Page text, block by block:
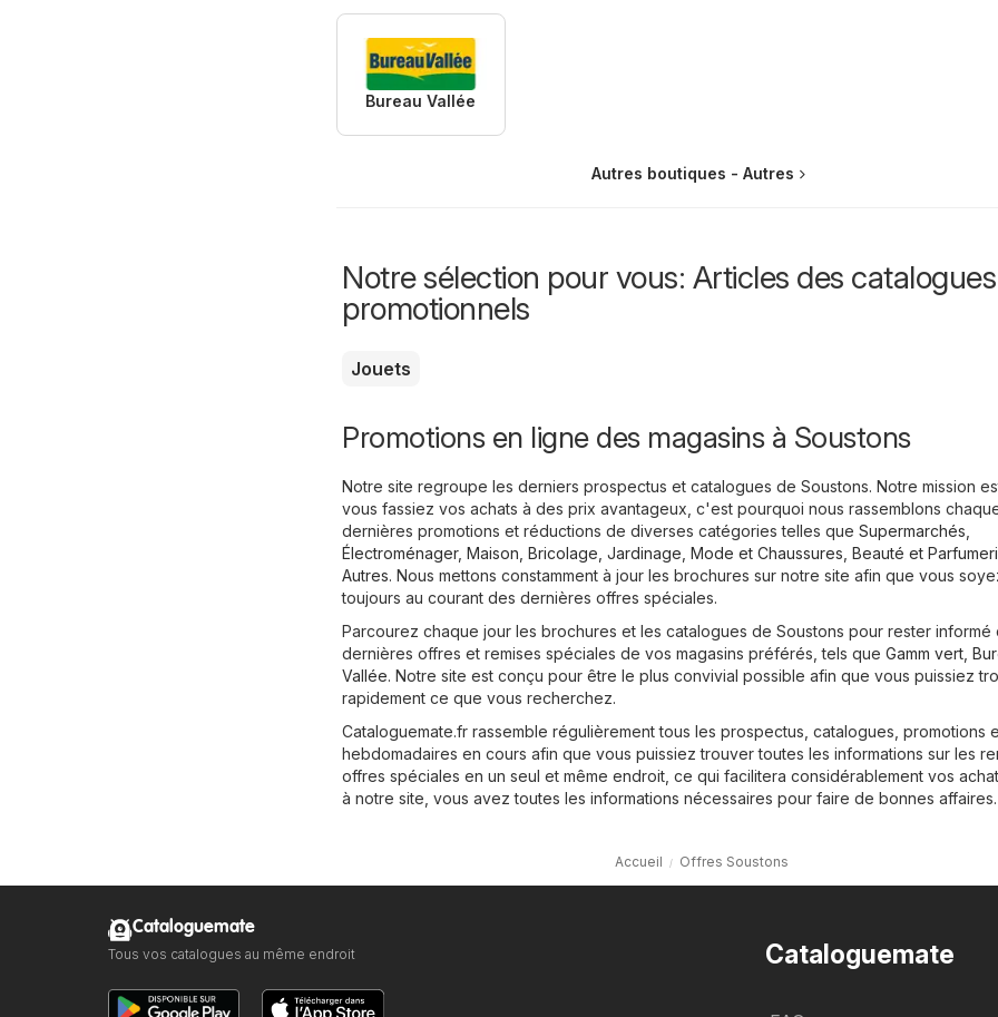
Bureau Vallée
Autres boutiques - Autres
Notre sélection pour vous: Articles des catalogues
promotionnels
Jouets
Promotions en ligne des magasins à Soustons
Notre site regroupe les derniers prospectus et catalogues de Soustons. Notre mission
vous fassiez vos achats à des prix avantageux, c'est pourquoi nous rassemblons
dernières promotions et réductions de diverses catégories telles que Supermarchés,
Électroménager, Maison, Bricolage, Jardinage, Mode et Chaussures, Beauté et
Autres. Nous mettons constamment à jour les brochures sur notre site afin que vous
toujours au courant des dernières offres spéciales.
Parcourez chaque jour les brochures et les catalogues de Soustons pour rester informé
dernières offres et remises spéciales de vos magasins préférés, tels que Gamm vert,
Vallée. Notre site est conçu pour être le plus convivial possible afin que vous puissiez
rapidement ce que vous recherchez.
Cataloguemate.fr rassemble régulièrement tous les prospectus, catalogues, promotions
hebdomadaires en cours afin que vous puissiez trouver toutes les informations sur les
offres spéciales en un seul et même endroit, ce qui facilitera considérablement vos
à notre site, vous avez toutes les informations nécessaires pour faire de bonnes affaires.
Accueil Offres Soustons
Cataloguemate
Cataloguemate
Tous vos catalogues au même endroit